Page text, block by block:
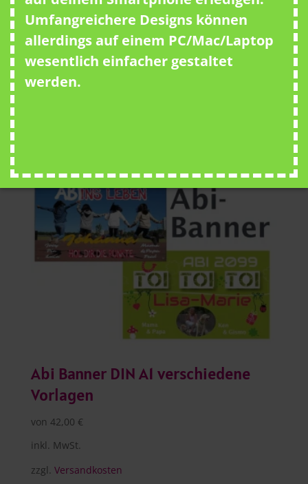
zzgl.Versandkosten
Lieferzeit:48 Stunden Bearbeitungszeit + Versand
Abi Banner DIN A1 verschiedene
Vorlagen
von 42,00 €
inkl. MwSt.
zzgl. Versandkosten
Umfangreichere Designs können
allerdings auf einem PC/Mac/Laptop
wesentlich einfacher gestaltet
werden.